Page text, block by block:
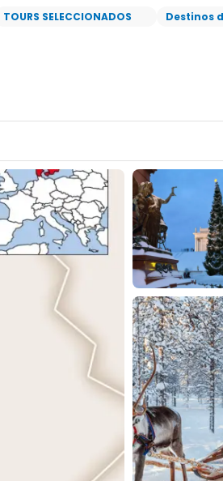
TOURS SELECCIONADOS Destinos